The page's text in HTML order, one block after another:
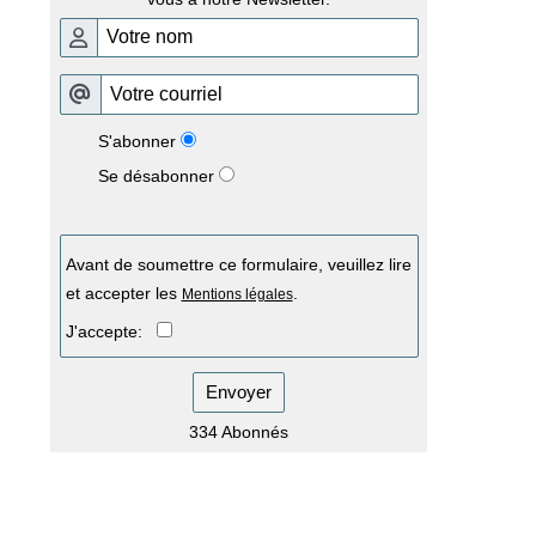
S'abonner
Se désabonner
Avant de soumettre ce formulaire, veuillez lire
et accepter les Mentions légales.
J'accepte:
Envoyer
334 Abonnés